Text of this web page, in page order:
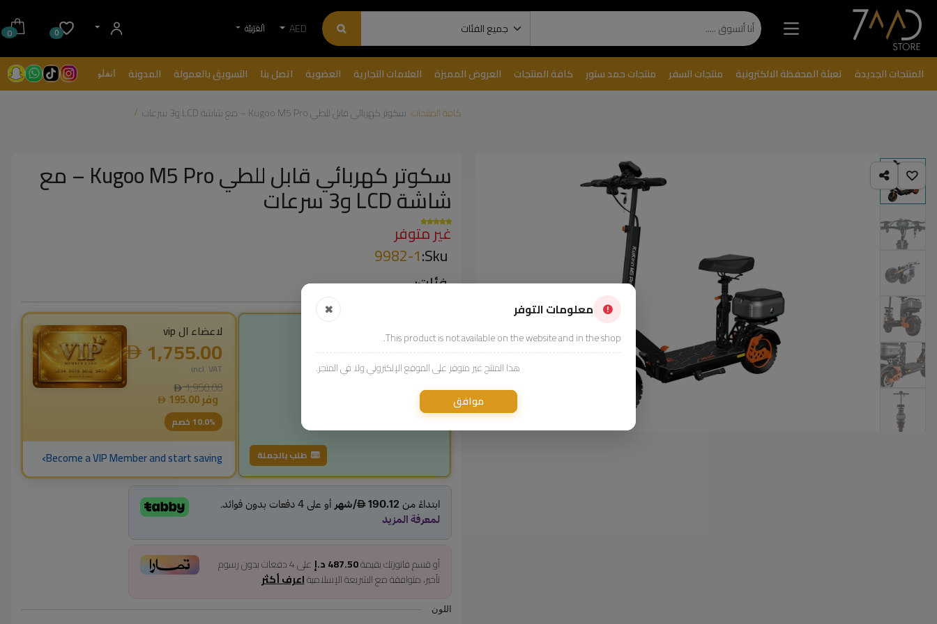
AED الْعَرَبيّة 0
0
المنتجات الجديدة تعبئة المحفظة الالكترونية منتجات السفر منتجات حمد ستور كافة المنتجات العروض المميزة العلامات التجارية العضوية اتصل بنا التسويق بالعمولة المدونة انفلونسرز
كافة المنتجات سكوتر كهربائي قابل للطي Kugoo M5 Pro – مع شاشة LCD و3 سرعات
سكوتر كهربائي قابل للطي Kugoo M5 Pro – مع
شاشة LCD و3 سرعات
غير متوفر
Sku:
9982-1
فئات:
سعر المنتج
1,950.00
طلب بالجملة
لاعضاء ال vip
1,755.00
incl. VAT
1,950.00
وفر195.00
10.0% خصم
Become a VIP Member and start saving
›
أو قسم فاتورتك بقيمة487.50 د.إ على4دفعات بدون رسوم
تأخير، متوافقة مع الشريعة الإسلاميةاعرف أكثر
اللون
معلومات التوفر
This product is not available on the website and in the shop.
هذا المنتج غير متوفر على الموقع الإلكتروني ولا في المتجر.
موافق